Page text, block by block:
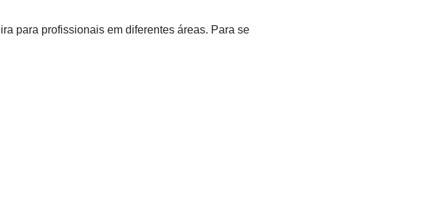
para profissionais em diferentes áreas. Para se